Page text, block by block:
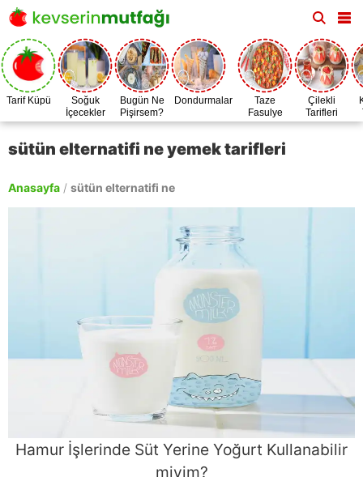
Tarif Küpü
Soğuk
İçecekler
Bugün Ne
Pişirsem?
Dondurmalar
Taze
Fasulye
Zamanı
Çilekli
Tarifleri
sütün elternatifi ne yemek tarifleri
Anasayfa / sütün elternatifi ne
Hamur İşlerinde Süt Yerine Yoğurt Kullanabilir
miyim?